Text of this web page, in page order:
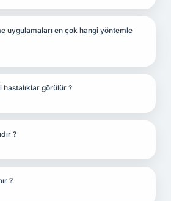
uygulamaları en çok hangi yöntemle
hastalıklar görülür ?
?
?